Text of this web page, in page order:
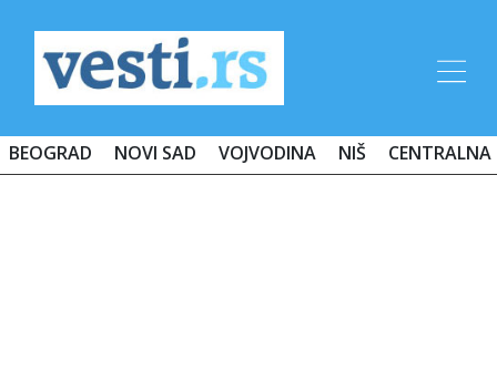
BEOGRAD NOVI SAD VOJVODINA NIŠ CENTRALNA